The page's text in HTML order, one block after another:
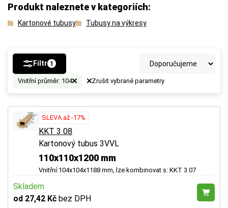
Produkt naleznete v kategoriích:
Kartonové tubusy Tubusy na výkresy
Filtr 1
Vnitřní průměr: 104 Zrušit vybrané parametry
SLEVA až -17%
KKT 3 08
Kartonový tubus 3VVL
110x110x1200 mm
Vnitřní:104x104x1188 mm, lze kombinovat s: KKT 3 07
Skladem
od 27,42 Kč bez DPH